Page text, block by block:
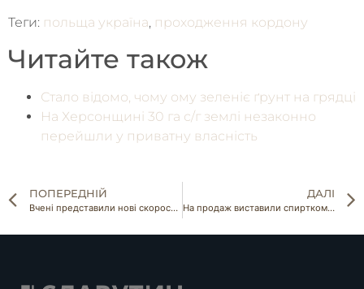
Теги: польща україна, проходження кордону
Читайте також
Стало відомо, чому ому зеленіє ґрунт на грядці
На Херсонщині 30 га с/г землі незаконно
перейшли у приватну власність
ПОПЕРЕДНІЙ
Вчені представили нові скоростиглі сорти бабовнику
ДАЛІ
На продаж виставили спирткомбінат на Вінниччині